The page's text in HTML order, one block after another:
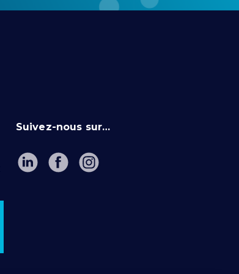
Suivez-nous sur…